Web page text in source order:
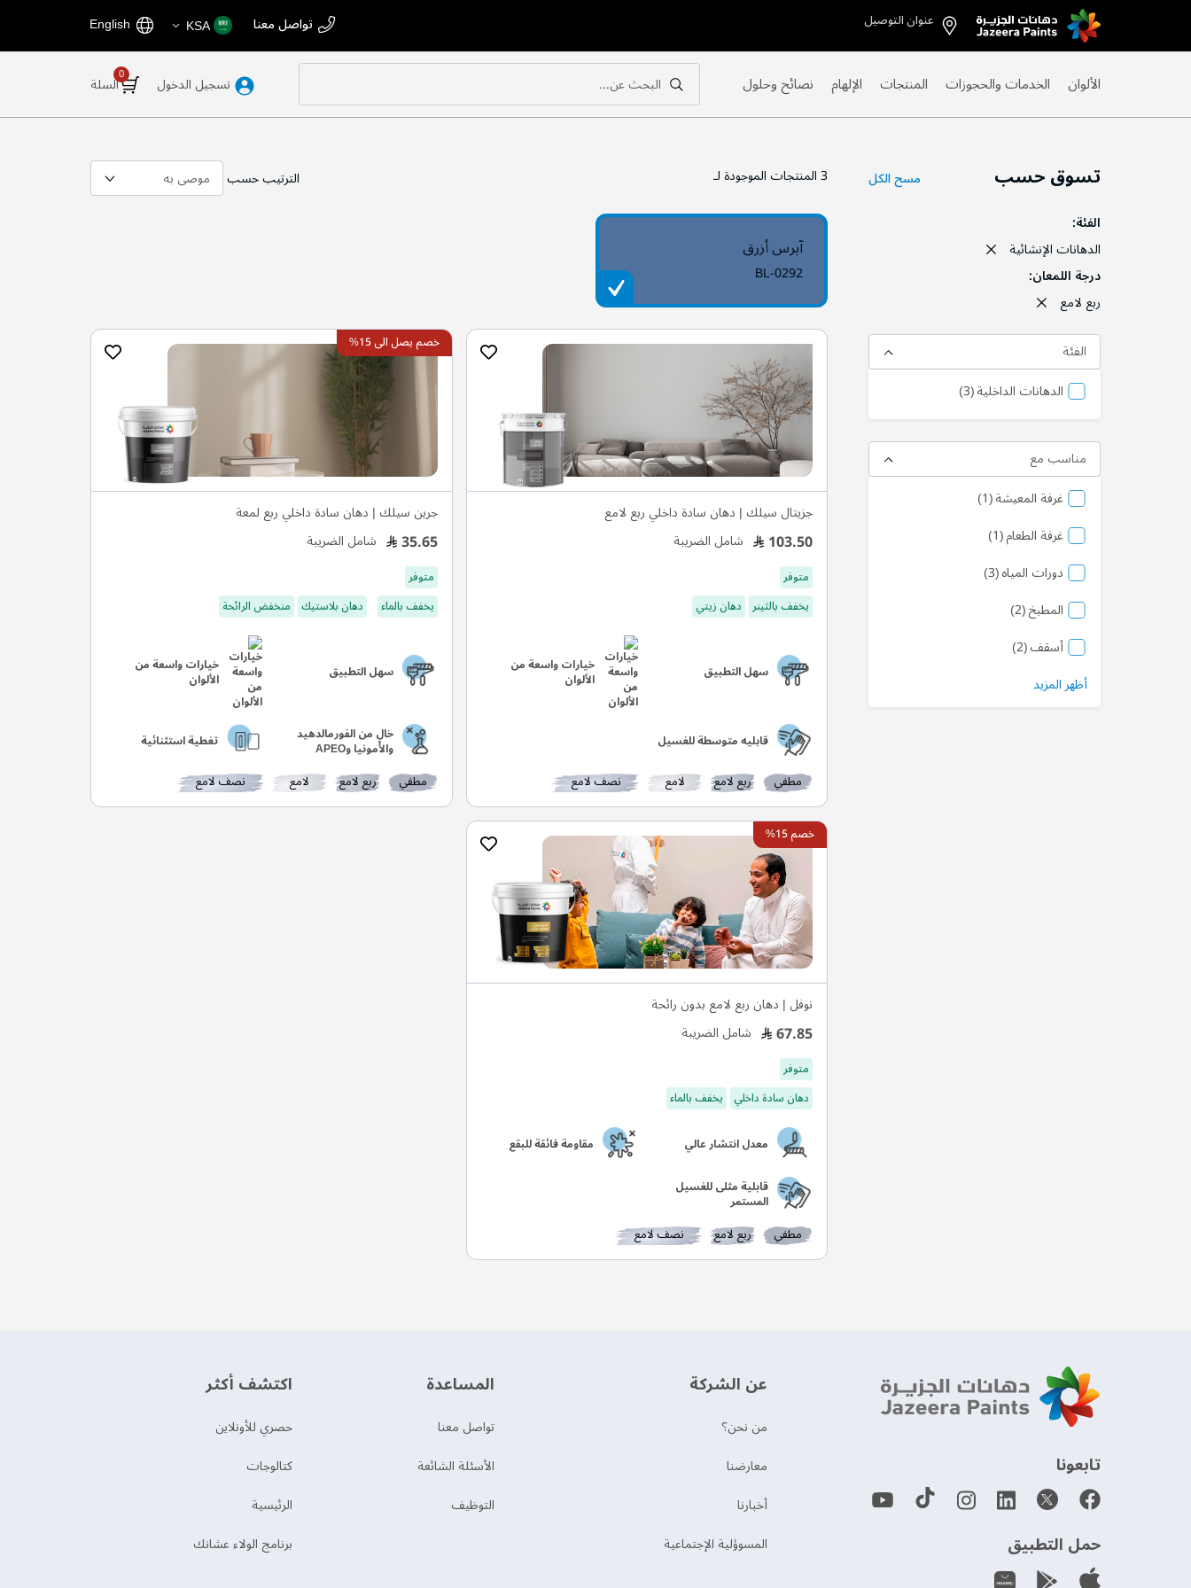
Skip
to
عنوان التوصيل تواصل معنا اختر
المتجر
KSA اللغة English
السلة تسجيل الدخول
بحث
البحث عن...
بحث الألوان الخدمات والحجوزات المنتجات الإلهام نصائح وحلول
3المنتجات الموجودة لـ الترتيب حسب
آيرس أزرق
BL-0292
جزيتال سيلك | دهان سادة داخلي ربع لامع
103.50 شامل الضريبة
متوفر
يخفف بالثينر دهان زيتي
سهل التطبيق خيارات واسعة من
الألوان
قابليه متوسطة للغسيل
مطفي ربع لامع لامع نصف لامع
خصم يصل الى 15%
جرين سيلك | دهان سادة داخلي ربع لمعة
35.65 شامل الضريبة
متوفر
يخفف بالماء
دهان بلاستيك منخفض الرائحة
سهل التطبيق خيارات واسعة من
الألوان
خالٍ من الفورمالدهيد
والأمونيا وAPEO تغطية استثنائية
مطفي ربع لامع لامع نصف لامع
خصم 15%
نوفل | دهان ربع لامع بدون رائحة
67.85 شامل الضريبة
متوفر
دهان سادة داخلي يخفف بالماء
معدل انتشار عالي
مقاومة فائقة للبقع
قابلية مثلى للغسيل
المستمر
مطفي ربع لامع نصف لامع
تسوق حسب
الفئة
الدهانات الإنشائية
درجة اللمعان
ربع لامع
مسح الكل
الفئة
الدهانات الداخلية 3منتج
مناسب مع
غرفة المعيشة 1منتج
غرفة الطعام 1منتج
دورات المياه 3منتج
المطبخ 2منتج
أسقف 2منتج
أظهر المزيد
‫تابعونا‬
حمل التطبيق
عن الشركة
من نحن؟
‫معارضنا‬
‫أخبارنا‬
المسوؤلية الإجتماعية
‫المساعدة‬
تواصل معنا
الأسئلة الشائعة
التوظيف
اكتشف أكثر
حصري للأونلاين
‫كتالوجات‬
الرئيسية
برنامج الولاء عشانك